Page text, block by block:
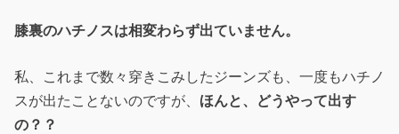
膝裏のハチノスは相変わらず出ていません。
私、これまで数々穿きこみしたジーンズも、一度もハチノ
スが出たことないのですが、 ほんと、どうやって出す
の？？